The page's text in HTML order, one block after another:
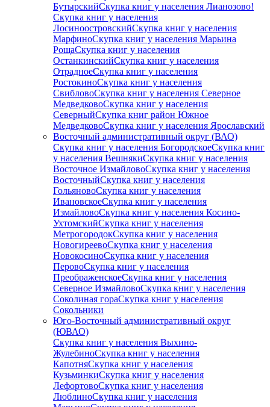
БутырскийСкупка книг у населения Лианозово!
Скупка книг у населения
ЛосиноостровскийСкупка книг у населения
МарфиноСкупка книг у населения Марьина
РощаСкупка книг у населения
ОстанкинскийСкупка книг у населения
ОтрадноеСкупка книг у населения
РостокиноСкупка книг у населения
СвибловоСкупка книг у населения Северное
МедведковоСкупка книг у населения
СеверныйСкупка книг район Южное
МедведковоСкупка книг у населения Ярославский
Восточный административный округ (ВАО)
Скупка книг у населения БогородскоеСкупка книг
у населения ВешнякиСкупка книг у населения
Восточное ИзмайловоСкупка книг у населения
ВосточныйСкупка книг у населения
ГольяновоСкупка книг у населения
ИвановскоеСкупка книг у населения
ИзмайловоСкупка книг у населения Косино-
УхтомскийСкупка книг у населения
МетрогородокСкупка книг у населения
НовогиреевоСкупка книг у населения
НовокосиноСкупка книг у населения
ПеровоСкупка книг у населения
ПреображенскоеСкупка книг у населения
Северное ИзмайловоСкупка книг у населения
Соколиная гораСкупка книг у населения
Сокольники
Юго-Восточный административный округ
(ЮВАО)
Скупка книг у населения Выхино-
ЖулебиноСкупка книг у населения
КапотняСкупка книг у населения
КузьминкиСкупка книг у населения
ЛефортовоСкупка книг у населения
ЛюблиноСкупка книг у населения